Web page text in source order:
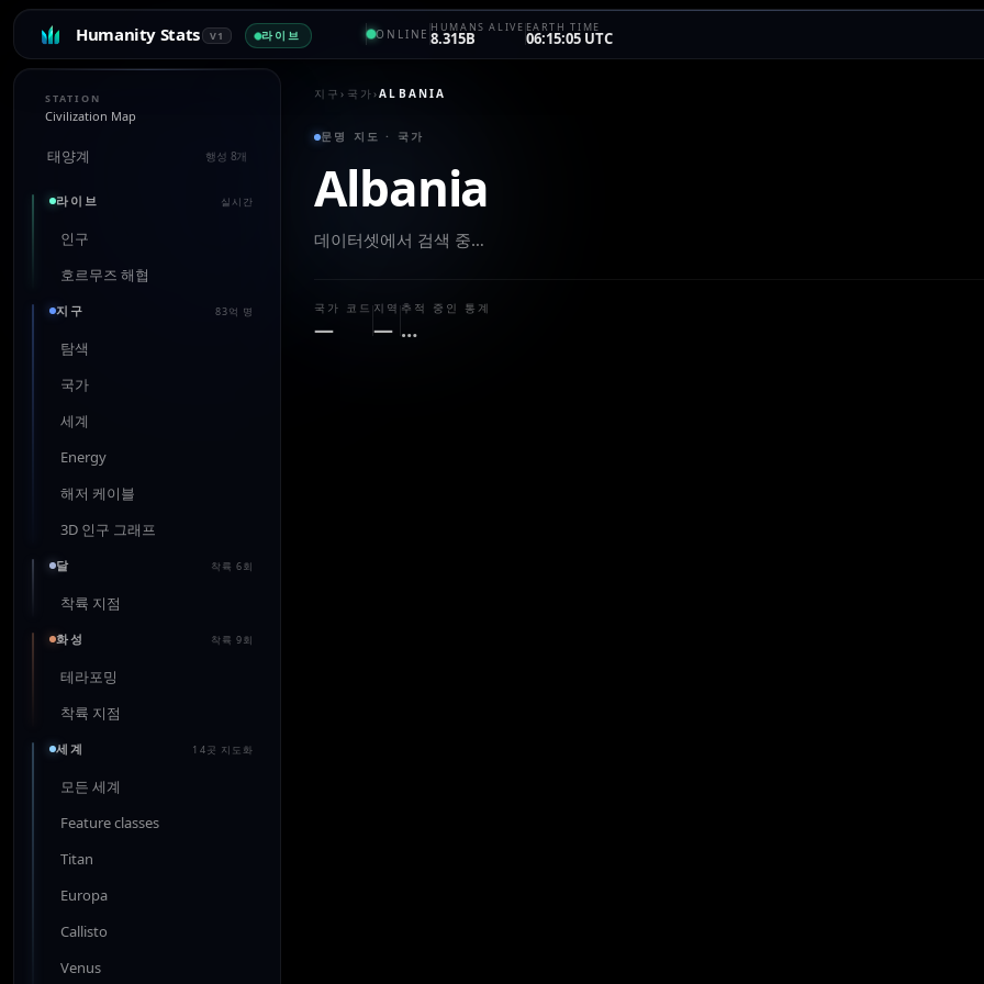
Humanity Stats V1 라이브 ONLINE HUMANS ALIVE
8.315B
EARTH TIME
06:15:05 UTC
STATION
Civilization Map
태양계 행성 8개
라이브 실시간
인구
호르무즈 해협
지구 83억 명
탐색
국가
세계
Energy
해저 케이블
3D 인구 그래프
달 착륙 6회
착륙 지점
화성 착륙 9회
테라포밍
착륙 지점
세계 14곳 지도화
모든 세계
Feature classes
Titan
Europa
Callisto
Venus
지구› 국가›ALBANIA
문명 지도 · 국가
Albania
데이터셋에서 검색 중…
국가 코드
—
지역
—
추적 중인 통계
…